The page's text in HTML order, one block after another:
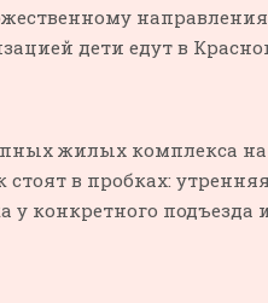
дети едут в
жилых комплекса
стоят в пробках:
конкретного